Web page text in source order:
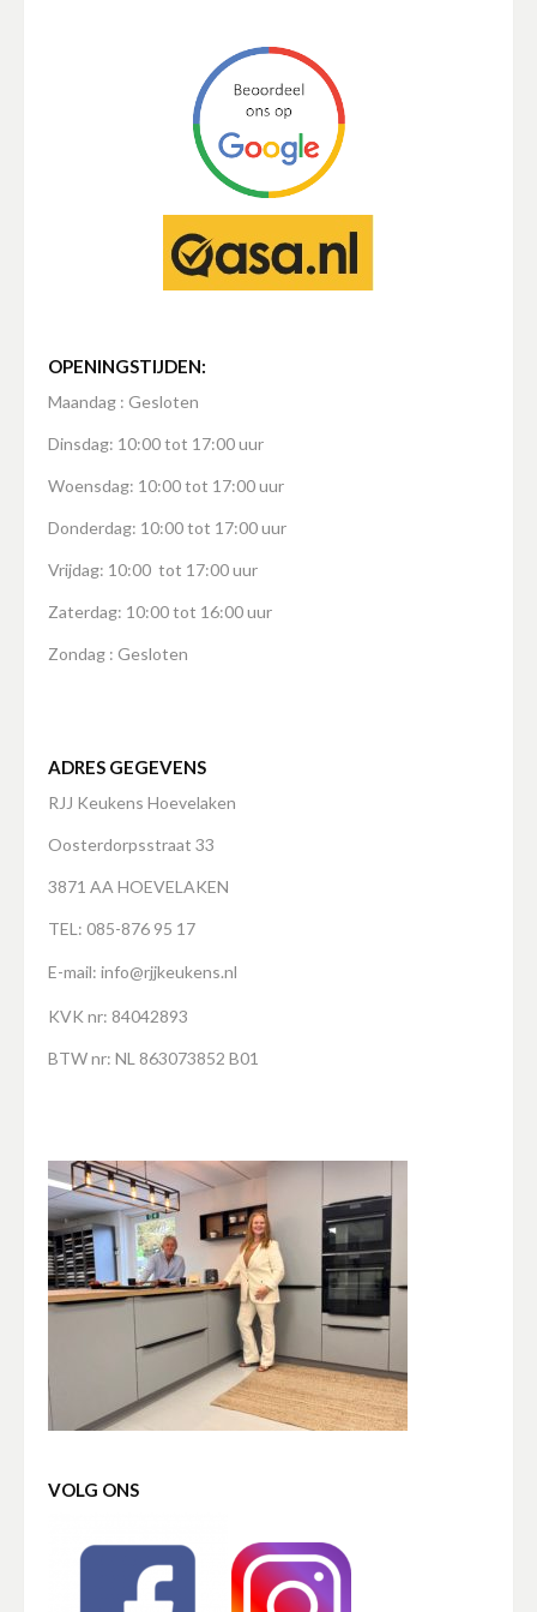
OPENINGSTIJDEN:
Maandag : Gesloten
Dinsdag: 10:00 tot 17:00 uur
Woensdag: 10:00 tot 17:00 uur
Donderdag: 10:00 tot 17:00 uur
Vrijdag: 10:00 tot 17:00 uur
Zaterdag: 10:00 tot 16:00 uur
Zondag : Gesloten
ADRES GEGEVENS
RJJ Keukens Hoevelaken
Oosterdorpsstraat 33
3871 AA HOEVELAKEN
TEL: 085-876 95 17
E-mail: info@rjjkeukens.nl
KVK nr: 84042893
BTW nr: NL 863073852 B01
VOLG ONS